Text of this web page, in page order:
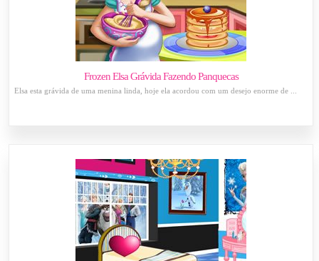
Frozen Elsa Grávida Fazendo Panquecas
Elsa esta grávida de uma menina linda, hoje ela acordou com um desejo enorme de ...